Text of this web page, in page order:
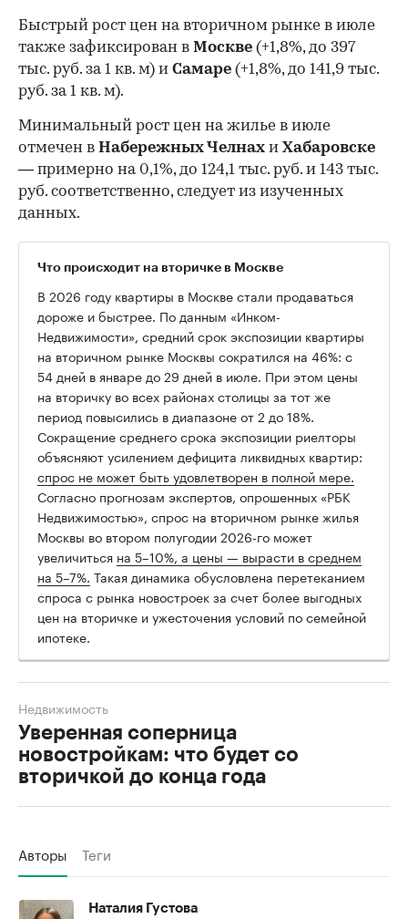
Быстрый рост цен на вторичном рынке в июле
также зафиксирован в Москве (+1,8%, до 397
тыс. руб. за 1 кв. м) и Самаре (+1,8%, до 141,9 тыс.
руб. за 1 кв. м).
Минимальный рост цен на жилье в июле
отмечен в Набережных Челнах и Хабаровске
— примерно на 0,1%, до 124,1 тыс. руб. и 143 тыс.
руб. соответственно, следует из изученных
данных.
Что происходит на вторичке в Москве
В 2026 году квартиры в Москве стали продаваться
дороже и быстрее. По данным «Инком-
Недвижимости», средний срок экспозиции квартиры
на вторичном рынке Москвы сократился на 46%: с
54 дней в январе до 29 дней в июле. При этом цены
на вторичку во всех районах столицы за тот же
период повысились в диапазоне от 2 до 18%.
Сокращение среднего срока экспозиции риелторы
объясняют усилением дефицита ликвидных квартир:
спрос не может быть удовлетворен в полной мере.
Согласно прогнозам экспертов, опрошенных «РБК
Недвижимостью», спрос на вторичном рынке жилья
Москвы во втором полугодии 2026-го может
увеличиться на 5–10%, а цены — вырасти в среднем
на 5–7%. Такая динамика обусловлена перетеканием
спроса с рынка новостроек за счет более выгодных
цен на вторичке и ужесточения условий по семейной
ипотеке.
Уверенная соперница
новостройкам: что будет со
вторичкой до конца года
Недвижимость
Авторы Теги
Наталия Густова